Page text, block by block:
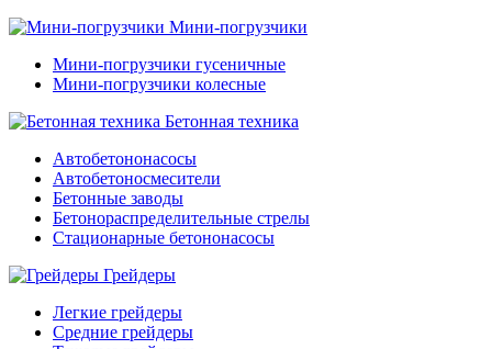
Мини-погрузчики
Мини-погрузчики гусеничные
Мини-погрузчики колесные
Бетонная техника
Автобетононасосы
Автобетоносмесители
Бетонные заводы
Бетонораспределительные стрелы
Стационарные бетононасосы
Грейдеры
Легкие грейдеры
Средние грейдеры